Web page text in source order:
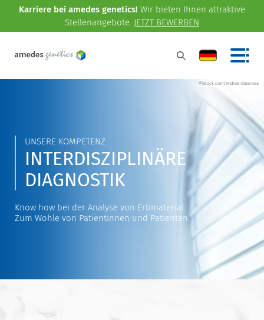
Karriere bei amedes genetics! Wir bieten Ihnen attraktive
Stellenangebote. JETZT BEWERBEN
©istock.com/Andrea Obzerova
UNSERE KOMPETENZ
INTERDISZIPLINÄRE
DIAGNOSTIK
Know how bei der Analyse von Erbmaterial.
Zum Wohle von Patientinnen und Patienten.